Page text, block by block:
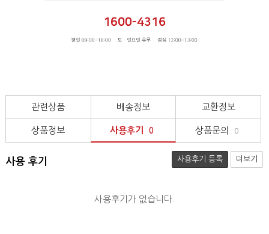
관련상품 배송정보 교환정보
상품정보 사용후기 0 상품문의 0
사용 후기 사용후기 등록 더보기
사용후기가 없습니다.